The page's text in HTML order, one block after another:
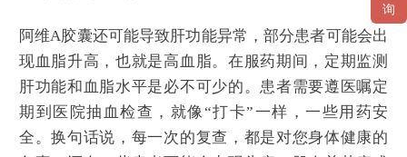
阿维A胶囊还可能导致肝功能异常，部分患者可能会出
现血脂升高，也就是高血脂。在服药期间，定期监测
肝功能和血脂水平是必不可少的。患者需要遵医嘱定
期到医院抽血检查，就像“打卡”一样，一些用药安
全。换句话说，每一次的复查，都是对您身体健康的
询